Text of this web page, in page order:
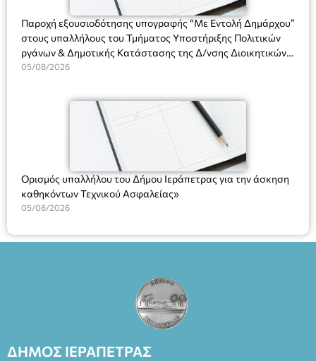
Παροχή εξουσιοδότησης υπογραφής “Με Εντολή Δημάρχου”
στους υπαλλήλους του Τμήματος Υποστήριξης Πολιτικών
ργάνων & Δημοτικής Κατάστασης της Δ/νσης Διοικητικών
Υπηρεσιών για αποφάσεις, πιστοποιητικά, πράξεις και
(Ν. 5314/2026).»
05/08/2026
Ορισμός υπαλλήλου του Δήμου Ιεράπετρας για την άσκηση
καθηκόντων Τεχνικού Ασφαλείας»
05/08/2026
ΔΗΜΟΣ ΙΕΡΑΠΕΤΡΑΣ